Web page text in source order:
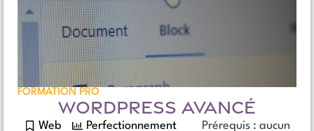
FORMATION PRO
WORDPRESS AVANCÉ
Web Perfectionnement Prérequis : aucun